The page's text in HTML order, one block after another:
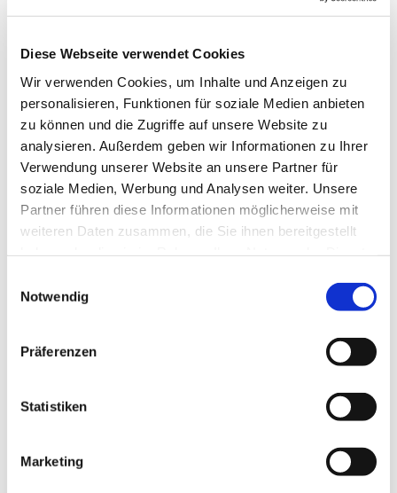
Diese Webseite verwendet Cookies
Wir verwenden Cookies, um Inhalte und Anzeigen zu
personalisieren, Funktionen für soziale Medien anbieten
zu können und die Zugriffe auf unsere Website zu
analysieren. Außerdem geben wir Informationen zu Ihrer
Verwendung unserer Website an unsere Partner für
soziale Medien, Werbung und Analysen weiter. Unsere
Partner führen diese Informationen möglicherweise mit
weiteren Daten zusammen, die Sie ihnen bereitgestellt
Notwendig
Präferenzen
Statistiken
Marketing
Dies könnte Sie auch